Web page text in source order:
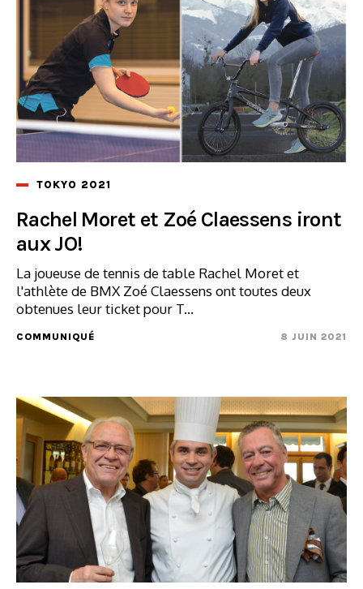
TOKYO 2021
Rachel Moret et Zoé Claessens iront
aux JO!
La joueuse de tennis de table Rachel Moret et
l'athlète de BMX Zoé Claessens ont toutes deux
obtenues leur ticket pour T...
COMMUNIQUÉ 8 JUIN 2021